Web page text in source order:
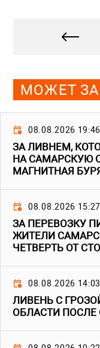
МОЖЕТ
08.08.2026 19:46
ЗА ЛИВНЕМ,
НА САМАРСКУЮ
МАГНИТНАЯ
08.08.2026 15:27
ЗА ПЕРЕВОЗКУ
ЖИТЕЛИ
ЧЕТВЕРТЬ ОТ
08.08.2026 14:03
ЛИВЕНЬ С
ОБЛАСТИ ПОСЛЕ